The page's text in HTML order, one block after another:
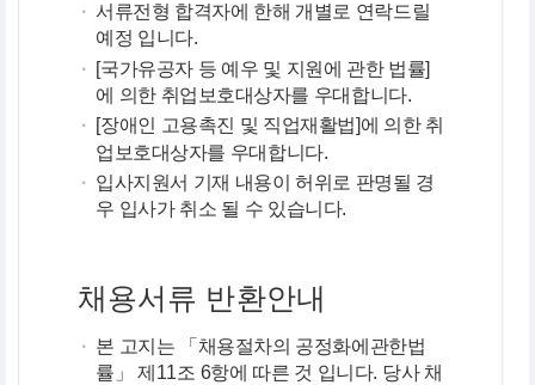
· 서류전형 합격자에 한해 개별로 연락드릴
예정 입니다.
· [국가유공자 등 예우 및 지원에 관한 법률]
에 의한 취업보호대상자를 우대합니다.
·
[장애인 고용촉진 및 직업재활법]에 의한 취
업보호대상자를 우대합니다.
· 입사지원서 기재 내용이 허위로 판명될 경
우 입사가 취소 될 수 있습니다.
채용서류 반환안내
· 본 고지는 「채용절차의 공정화에관한법
률」 제11조 6항에 따른 것 입니다. 당사 채